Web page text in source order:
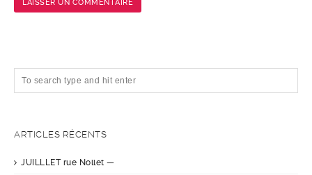
ARTICLES RÉCENTS
JUILLLET rue Nollet —